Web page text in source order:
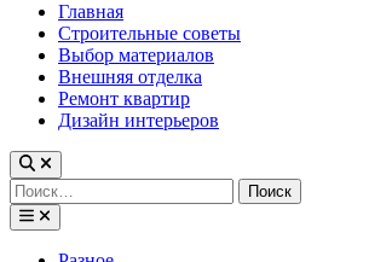
Главная
Строительные советы
Выбор материалов
Внешняя отделка
Ремонт квартир
Дизайн интерьеров
Найти: